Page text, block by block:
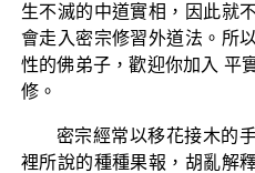
生不滅的中道實相，因此就
會走入密宗修習外道法。所
性的佛弟子，歡迎你加入 平
修。
密宗經常以移花接木的
裡所說的種種果報，胡亂解